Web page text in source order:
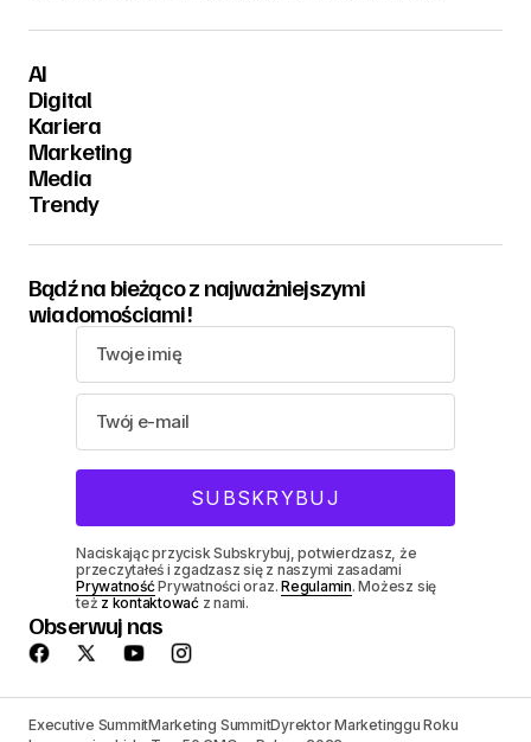
AI
Digital
Kariera
Marketing
Media
Trendy
Bądź na bieżąco z najważniejszymi
wiadomościami!
Naciskając przycisk Subskrybuj, potwierdzasz, że
przeczytałeś i zgadzasz się z naszymi zasadami
PrywatnośćPrywatności oraz.Regulamin. Możesz się
też z kontaktowaćz nami.
Obserwuj nas
Executive SummitMarketing SummitDyrektor Marketinggu Roku